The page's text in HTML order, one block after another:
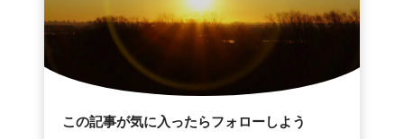
この記事が気に入ったらフォローしよう